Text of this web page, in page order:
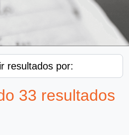
resultados por:
33 resultados